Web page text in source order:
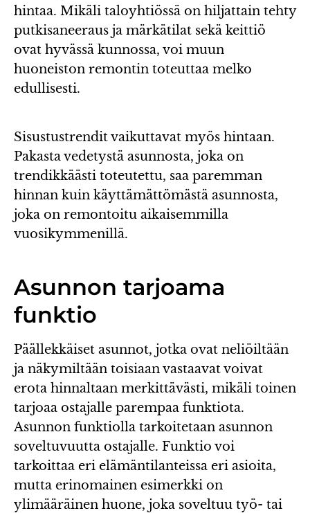
hintaa. Mikäli taloyhtiössä on hiljattain tehty
putkisaneeraus ja märkätilat sekä keittiö
ovat hyvässä kunnossa, voi muun
huoneiston remontin toteuttaa melko
edullisesti.
Sisustustrendit vaikuttavat myös hintaan.
Pakasta vedetystä asunnosta, joka on
trendikkäästi toteutettu, saa paremman
hinnan kuin käyttämättömästä asunnosta,
joka on remontoitu aikaisemmilla
vuosikymmenillä.
Asunnon tarjoama
funktio
Päällekkäiset asunnot, jotka ovat neliöiltään
ja näkymiltään toisiaan vastaavat voivat
erota hinnaltaan merkittävästi, mikäli toinen
tarjoaa ostajalle parempaa funktiota.
Asunnon funktiolla tarkoitetaan asunnon
soveltuvuutta ostajalle. Funktio voi
tarkoittaa eri elämäntilanteissa eri asioita,
mutta erinomainen esimerkki on
ylimääräinen huone, joka soveltuu työ- tai